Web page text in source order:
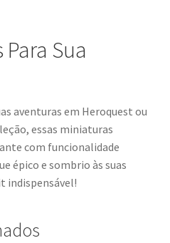
Sua
aventuras em Heroquest ou
essas miniaturas
com funcionalidade
épico e sombrio às suas
indispensável!